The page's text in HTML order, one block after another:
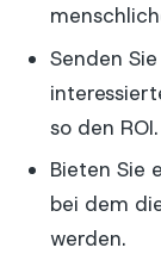
Senden
so den ROI.
Bieten Sie
bei dem
werden.